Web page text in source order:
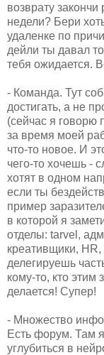
возврату
недели? Бери
удаленке по
дейли ты давал
тебя ожидается.
- Команда. Тут
достигать, а не
(сейчас я говорю
за время моей
что-то новое. И
чего-то хочешь -
хотят в одном
если ты
пример
в которой я
отделы: tarvel,
креативщики, HR,
делегируешь
кому-то, кто этим
делается! Супер!
- Множество
Есть форум. Там
углубиться в